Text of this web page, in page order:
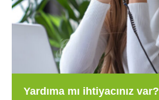
Yardıma mı ihtiyacınız var?